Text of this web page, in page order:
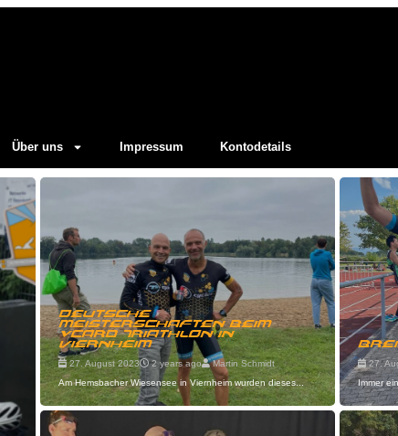
Über uns Impressum Kontodetails
Deutsche
Meisterschaften beim
vcard Triathlon in
Viernheim
27. August 2023 2 years ago
Martin Schmidt
Am Hemsbacher Wiesensee in Viernheim wurden dieses...
27.
Immer